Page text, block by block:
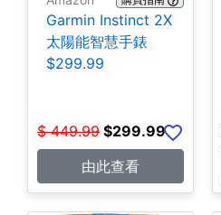
Garmin Instinct 2X
太陽能智慧手錶
$299.99
$ 449.99 $299.99
由此查看